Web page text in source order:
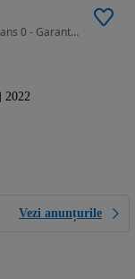
1798 cm3 • 98 CP • Automat - Posibilitate Rate Avans 0 - Garantie 12 Luni - IMPECABILA
2022
Vezi anunțurile